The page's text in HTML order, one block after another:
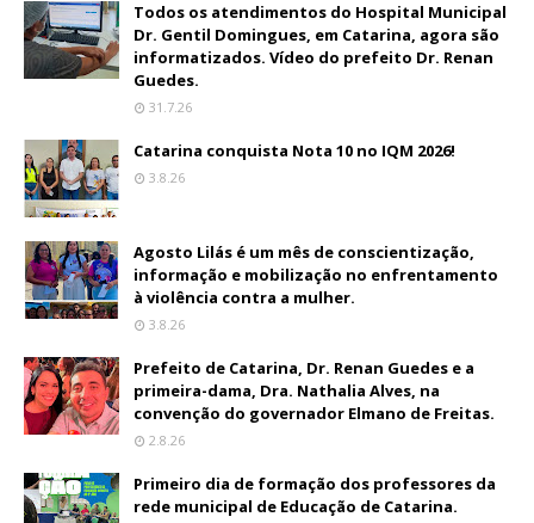
Todos os atendimentos do Hospital Municipal
Dr. Gentil Domingues, em Catarina, agora são
informatizados. Vídeo do prefeito Dr. Renan
Guedes.
31.7.26
Catarina conquista Nota 10 no IQM 2026!
3.8.26
Agosto Lilás é um mês de conscientização,
informação e mobilização no enfrentamento
à violência contra a mulher.
3.8.26
Prefeito de Catarina, Dr. Renan Guedes e a
primeira-dama, Dra. Nathalia Alves, na
convenção do governador Elmano de Freitas.
2.8.26
Primeiro dia de formação dos professores da
rede municipal de Educação de Catarina.